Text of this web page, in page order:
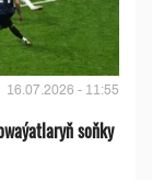
16.07.2026 - 11:55
soňky